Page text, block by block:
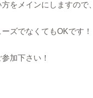
をメインにしますので、
ズでなくてもOKです！
加下さい！